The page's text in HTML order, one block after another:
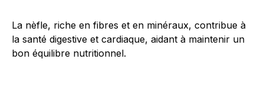
La nèfle, riche en fibres et en minéraux, contribue à
la santé digestive et cardiaque, aidant à maintenir un
bon équilibre nutritionnel.